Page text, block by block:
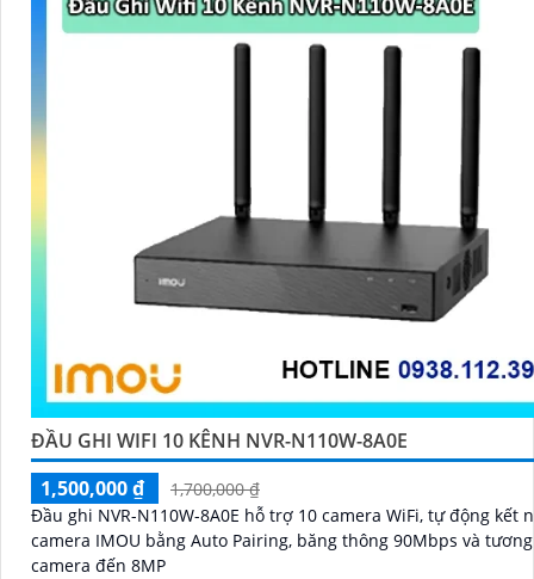
ĐẦU GHI WIFI 10 KÊNH NVR-N110W-8A0E
1,500,000 ₫
1,700,000 ₫
Đầu ghi NVR-N110W-8A0E hỗ trợ 10 camera WiFi, tự động kết
camera IMOU bằng Auto Pairing, băng thông 90Mbps và
camera đến 8MP